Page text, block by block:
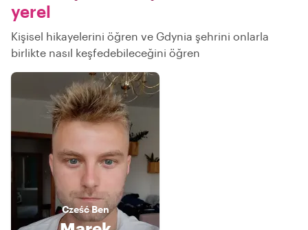
yerel
Kişisel hikayelerini öğren ve Gdynia şehrini onlarla
birlikte nasıl keşfedebileceğini öğren
CześćBen